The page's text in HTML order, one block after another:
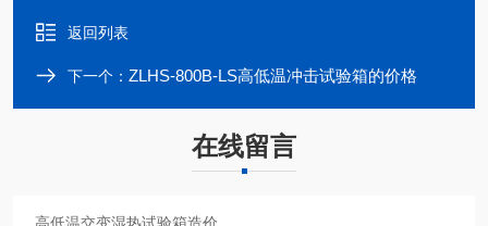
返回列表
下一个： ZLHS-800B-LS高低温冲击试验箱的价格
在线留言